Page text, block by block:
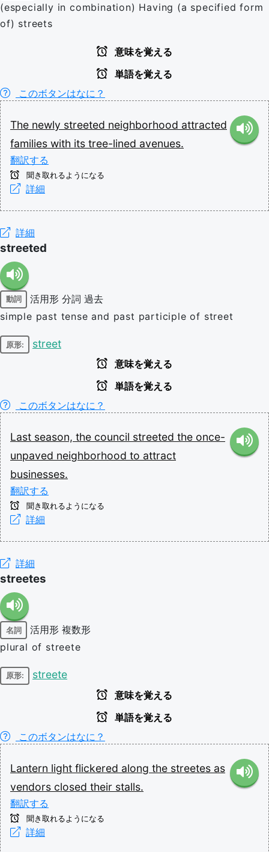
(especially in combination) Having (a specified form
of) streets
意味を覚える
単語を覚える
このボタンはなに？
The newly streeted neighborhood attracted
families with its tree-lined avenues.
翻訳する
聞き取れるようになる
詳細
詳細
streeted
動詞 活用形 分詞 過去
simple past tense and past participle of street
原形: street
意味を覚える
単語を覚える
このボタンはなに？
Last season, the council streeted the once-
unpaved neighborhood to attract
businesses.
翻訳する
聞き取れるようになる
詳細
詳細
streetes
名詞 活用形 複数形
plural of streete
原形: streete
意味を覚える
単語を覚える
このボタンはなに？
Lantern light flickered along the streetes as
vendors closed their stalls.
翻訳する
聞き取れるようになる
詳細